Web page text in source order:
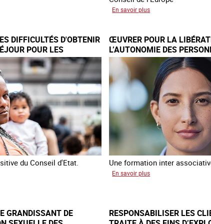
En savoir plus
cas
de
traite
des
fins
de
criminalité
forcée
en
Europe
DIFFICULTÉS D'OBTENIR
POUR LES
du Conseil d'Etat.
ŒUVRER POUR LA
L’AUTONOMIE DES
DE TRAITE
Une formation inter
En savoir plus
libération
GRANDISSANT DE
RESPONSABILISER LES